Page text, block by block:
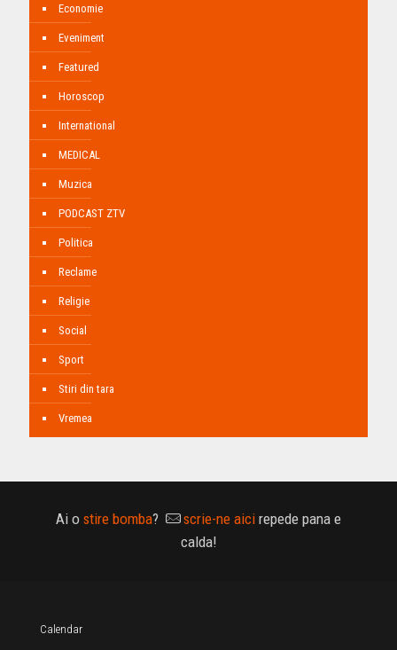
Economie
Eveniment
Featured
Horoscop
International
MEDICAL
Muzica
PODCAST ZTV
Politica
Reclame
Religie
Social
Sport
Stiri din tara
Vremea
Ai o stire bomba? scrie-ne aici repede pana e
calda!
Calendar